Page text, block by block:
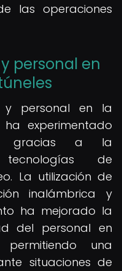
las operaciones
personal en
y personal en la
experimentado
gracias a la
de
La utilización de
inalámbrica y
ha mejorado la
del personal en
permitiendo una
situaciones de